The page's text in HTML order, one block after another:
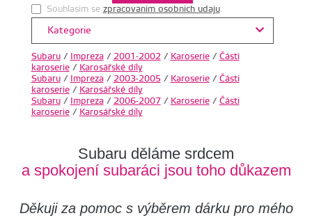
Souhlasim se zpracovanim osobnich udaju.
Kategorie
Subaru/ Impreza/ 2001-2002 / Karoserie/ Části
karoserie/ Karosářské díly
Subaru/ Impreza/ 2003-2005/ Karoserie/ Části
karoserie/ Karosářské díly
Subaru/ Impreza/ 2006-2007/ Karoserie/ Části
karoserie/ Karosářské díly
Subaru děláme srdcem
a spokojení subaráci jsou toho důkazem
Děkuji za pomoc s výběrem dárku pro mého